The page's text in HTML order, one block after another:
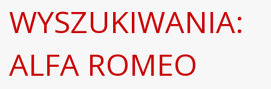
WYSZUKIWANIA:
ALFA ROMEO